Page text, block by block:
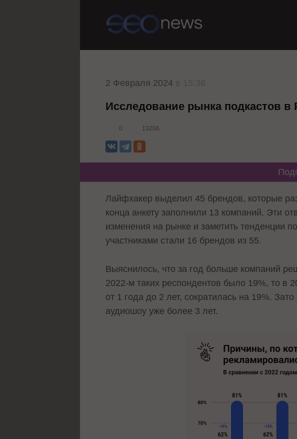
2 Февраля 2024
Исследование рынка подкастов в
0 13206
Лайфхакер выделил 45 брендов, которые
конца анкету заполнили 13 компаний. Эти
изменения на рынке и заметить тенденции
участниками стали 16 брендов из 55.
Выяснилось, что за год больше компаний
2022-м таких респондентов было 19%, то в
от 1 года до 2 лет, сократилась на 19%.
аудиошоу уже более 3 лет.